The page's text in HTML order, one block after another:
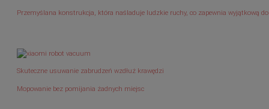
Przemyślana konstrukcja, która naśladuje ludzkie ruchy, co zapewnia wyjątkową
Skuteczne usuwanie zabrudzeń wzdłuż krawędzi
Mopowanie bez pomijania żadnych miejsc